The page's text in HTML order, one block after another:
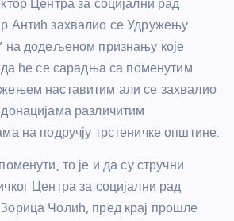
Центра за социјални рад
Антић захвалио се Удружењу
на додељеном признању које
да ће се сарадња са поменутим
наставитим али се захвалио
различитим
на подручју трстеничке општине.
то је и да су стручни
Центра за социјални рад
Чолић, пред крај прошле